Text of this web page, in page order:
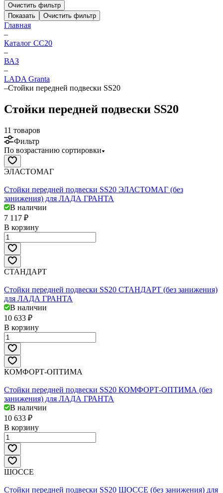
Очистить фильтр
Показать
Очистить фильтр
Главная
–
Каталог CC20
–
ВАЗ
–
LADA Granta
–Стойки передней подвески SS20
Стойки передней подвески SS20
11 товаров
Фильтр
По возрастанию сортировки
ЭЛАСТОМАГ
Стойки передней подвески SS20 ЭЛАСТОМАГ (без
занижения) для ЛАДА ГРАНТА
В наличии
7 117 ₽
В корзину
СТАНДАРТ
Стойки передней подвески SS20 СТАНДАРТ (без занижения)
для ЛАДА ГРАНТА
В наличии
10 633 ₽
В корзину
КОМФОРТ-ОПТИМА
Стойки передней подвески SS20 КОМФОРТ-ОПТИМА (без
занижения) для ЛАДА ГРАНТА
В наличии
10 633 ₽
В корзину
ШОССЕ
Стойки передней подвески SS20 ШОССЕ (без занижения) для